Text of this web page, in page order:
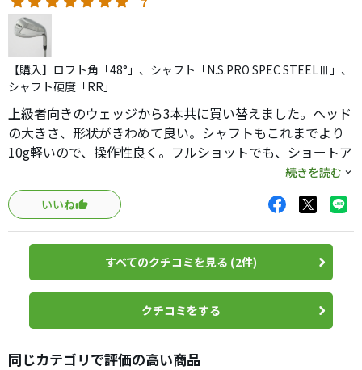
【購入】ロフト角「48°」、シャフト「N.S.PRO SPEC STEELⅢ」、
シャフト硬度「RR」
上級者向きのウェッジから3本共に買い替えました。ヘッド
の大きさ、形状がきわめて良い。シャフトもこれまでより
10g軽いので、操作性良く。フルショットでも、ショートア
プローチでも、とても振りやすい。ウェッジのミスが激減
しました。
続きを読む
いいね
すべてのクチコミを見る (2件)
クチコミをする
同じカテゴリで評価の高い商品